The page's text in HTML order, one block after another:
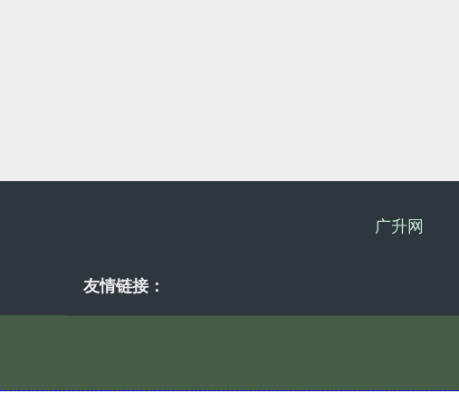
广升网
友情链接：